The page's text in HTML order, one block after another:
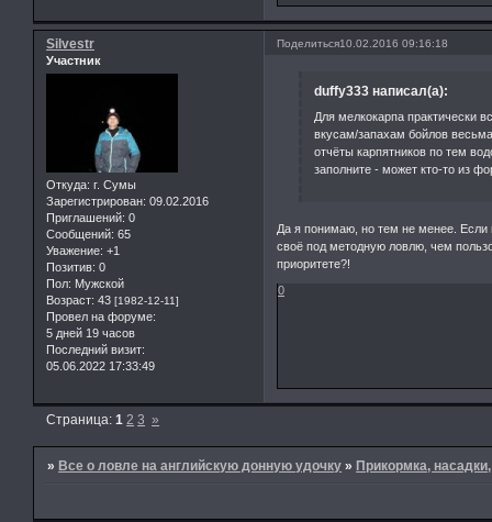
Поделиться10.02.2016 09:16:18
Silvestr
Участник
Откуда: г. Сумы
Зарегистрирован: 09.02.2016
Приглашений: 0
Сообщений: 65
Уважение: +1
Позитив: 0
Пол: Мужской
Возраст: 43 [1982-12-11]
Провел на форуме:
5 дней 19 часов
Последний визит:
05.06.2022 17:33:49
duffy333 написал(а):
Для мелкокарпа практически
вкусам/запахам бойлов
отчёты карпятников по тем
заполните - может кто-то из
Да я понимаю, но тем не менее. Если
своё под методную ловлю, чем
приоритете?!
0
Страница:1 2 3 »
» Все о ловле на английскую донную удочку » Прикормка,